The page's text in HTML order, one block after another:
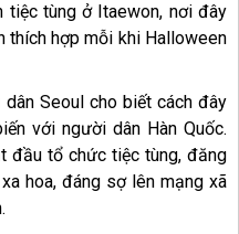
tiệc tùng ở Itaewon, nơi đây
thích hợp mỗi khi Halloween
Seoul cho biết cách đây
với người dân Hàn Quốc.
đầu tổ chức tiệc tùng, đăng
hoa, đáng sợ lên mạng xã